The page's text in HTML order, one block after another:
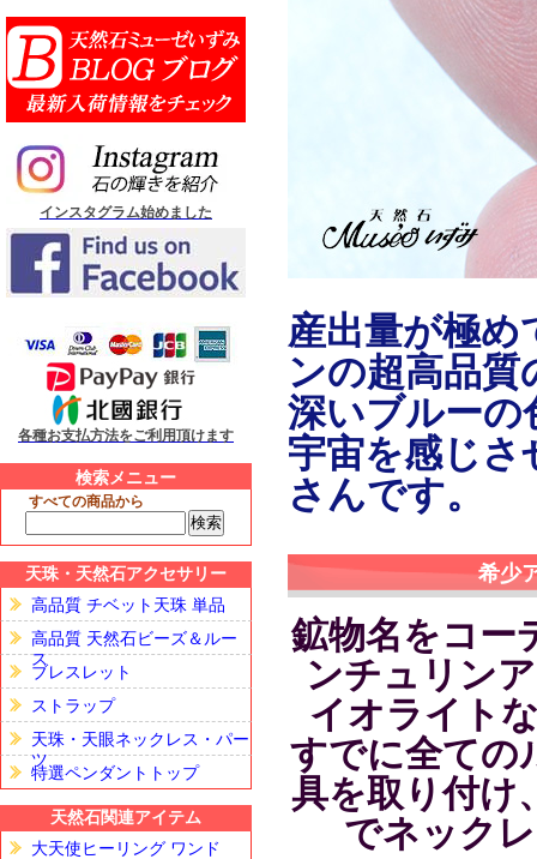
インスタグラム始めました
各種お支払方法をご利用頂けます
検索メニュー
すべての商品から
天珠・天然石アクセサリー
高品質 チベット天珠 単品
高品質 天然石ビーズ＆ルー
ス
ブレスレット
ストラップ
天珠・天眼ネックレス・パー
ツ
特選ペンダントトップ
天然石関連アイテム
大天使ヒーリング ワンド
産出量が極
ンの超高品
深いブルーの
宇宙を感じさ
さんです。
希少
鉱物名をコー
ンチュリン
イオライト
すでに全ての
具を取り付け
でネック